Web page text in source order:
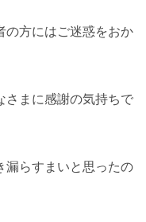
の方にはご迷惑をおか
さまに感謝の気持ちで
漏らすまいと思ったの